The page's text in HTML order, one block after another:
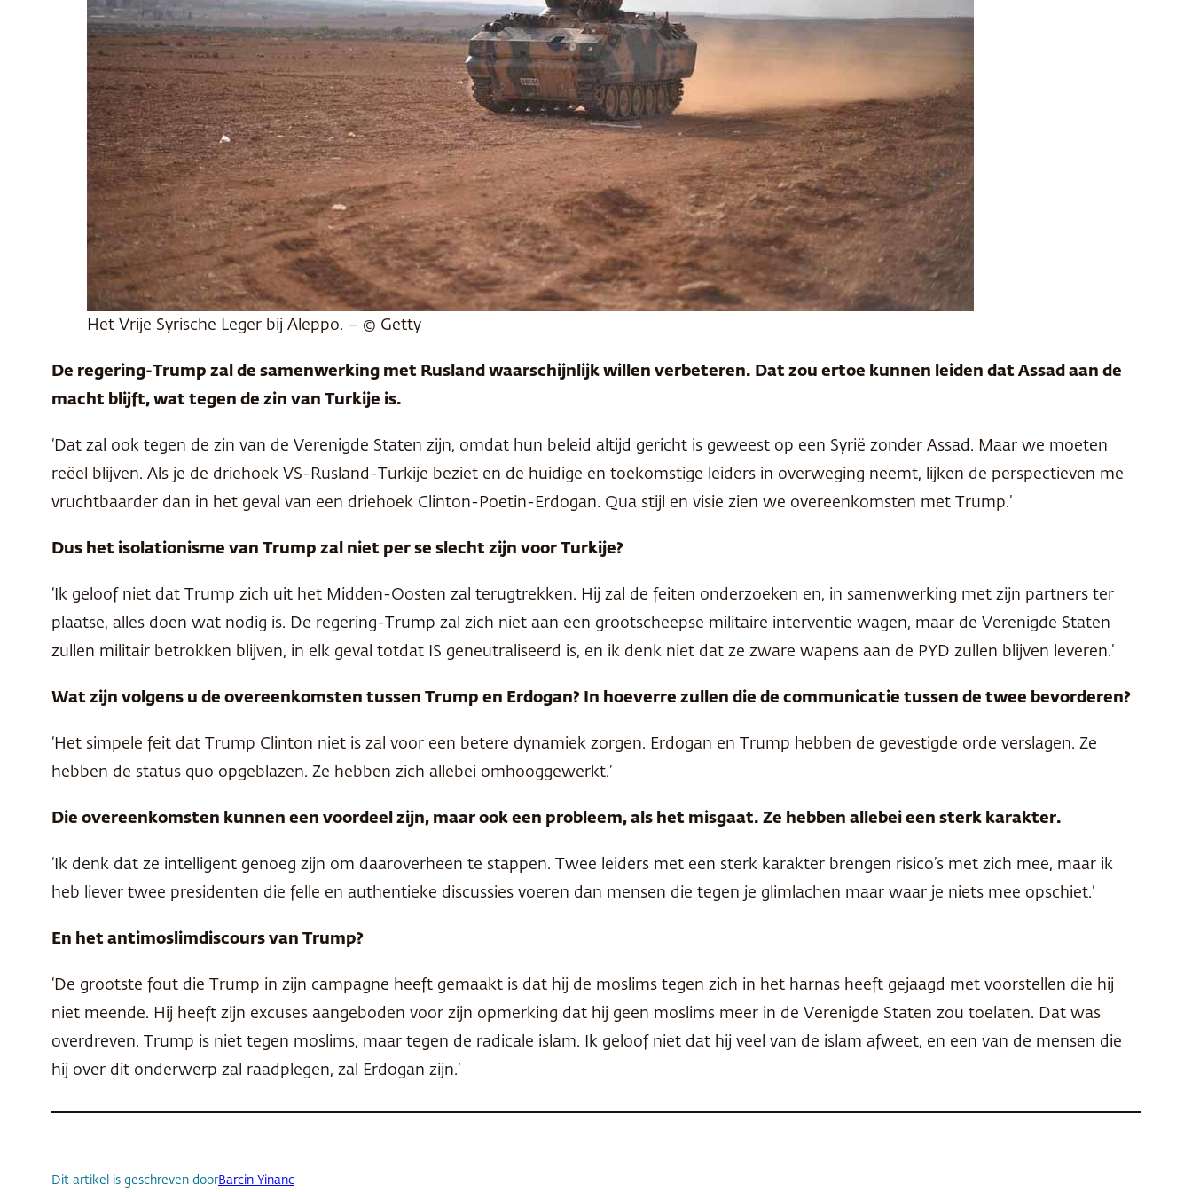
Het Vrije Syrische Leger bij Aleppo. – © Getty
De regering-Trump zal de samenwerking met Rusland waarschijnlijk willen verbeteren. Dat zou ertoe kunnen leiden dat Assad aan de
macht blijft, wat tegen de zin van Turkije is.
‘Dat zal ook tegen de zin van de Verenigde Staten zijn, omdat hun beleid altijd gericht is geweest op een Syrië zonder Assad. Maar we moeten
reëel blijven. Als je de driehoek VS-Rusland-Turkije beziet en de huidige en toekomstige leiders in overweging neemt, lijken de perspectieven me
vruchtbaarder dan in het geval van een driehoek Clinton-Poetin-Erdogan. Qua stijl en visie zien we overeenkomsten met Trump.’
Dus het isolationisme van Trump zal niet per se slecht zijn voor Turkije?
‘Ik geloof niet dat Trump zich uit het Midden-Oosten zal terugtrekken. Hij zal de feiten onderzoeken en, in samenwerking met zijn partners ter
plaatse, alles doen wat nodig is. De regering-Trump zal zich niet aan een grootscheepse militaire interventie wagen, maar de Verenigde Staten
zullen militair betrokken blijven, in elk geval totdat IS geneutraliseerd is, en ik denk niet dat ze zware wapens aan de PYD zullen blijven leveren.’
Wat zijn volgens u de overeenkomsten tussen Trump en Erdogan? In hoeverre zullen die de communicatie tussen de twee bevorderen?
‘Het simpele feit dat Trump Clinton niet is zal voor een betere dynamiek zorgen. Erdogan en Trump hebben de gevestigde orde verslagen. Ze
hebben de status quo opgeblazen. Ze hebben zich allebei omhooggewerkt.’
Die overeenkomsten kunnen een voordeel zijn, maar ook een probleem, als het misgaat. Ze hebben allebei een sterk karakter.
‘Ik denk dat ze intelligent genoeg zijn om daaroverheen te stappen. Twee leiders met een sterk karakter brengen risico’s met zich mee, maar ik
heb liever twee presidenten die felle en authentieke discussies voeren dan mensen die tegen je glimlachen maar waar je niets mee opschiet.’
En het antimoslimdiscours van Trump?
‘De grootste fout die Trump in zijn campagne heeft gemaakt is dat hij de moslims tegen zich in het harnas heeft gejaagd met voorstellen die hij
niet meende. Hij heeft zijn excuses aangeboden voor zijn opmerking dat hij geen moslims meer in de Verenigde Staten zou toelaten. Dat was
overdreven. Trump is niet tegen moslims, maar tegen de radicale islam. Ik geloof niet dat hij veel van de islam afweet, en een van de mensen die
hij over dit onderwerp zal raadplegen, zal Erdogan zijn.’
Dit artikel is geschreven doorBarcin Yinanc